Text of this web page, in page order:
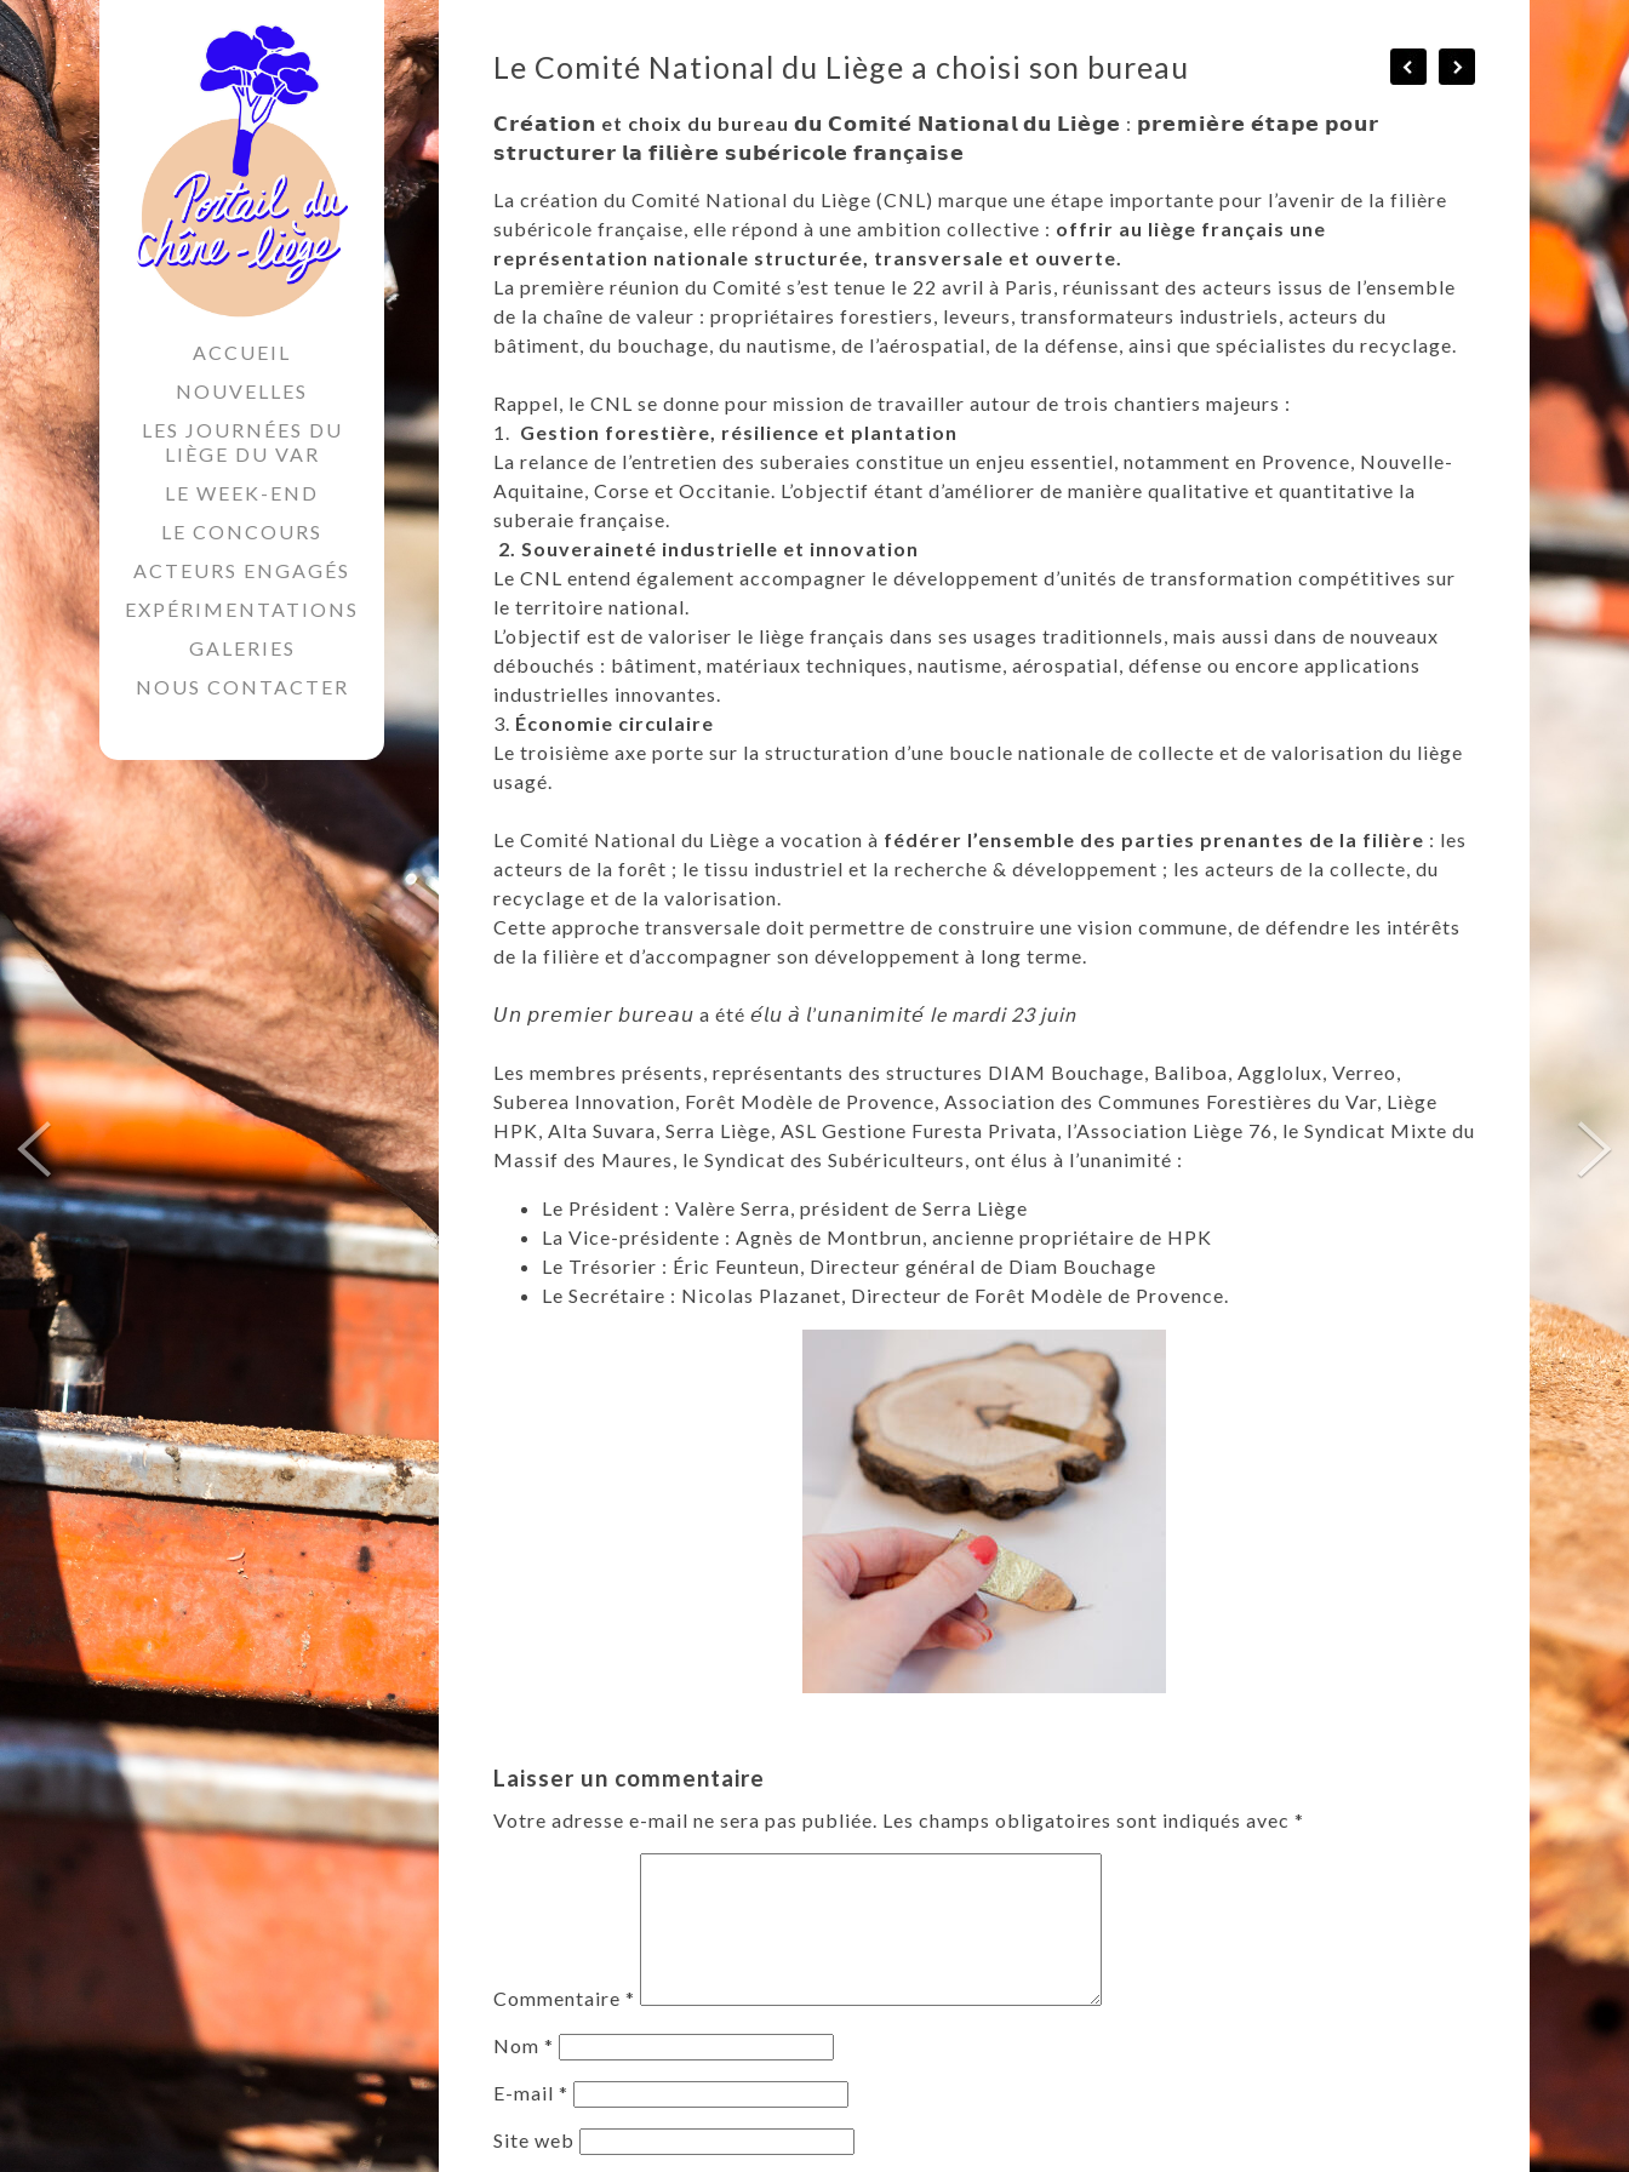
ACCUEIL
NOUVELLES
LES JOURNÉES DU
LIÈGE DU VAR
LE WEEK-END
LE CONCOURS
ACTEURS ENGAGÉS
EXPÉRIMENTATIONS
GALERIES
NOUS CONTACTER
Le Comité National du Liège a choisi son bureau
𝗖𝗿𝗲́𝗮𝘁𝗶𝗼𝗻 et choix du bureau 𝗱𝘂 𝗖𝗼𝗺𝗶𝘁𝗲́ 𝗡𝗮𝘁𝗶𝗼𝗻𝗮𝗹 𝗱𝘂 𝗟𝗶𝗲̀𝗴𝗲 : 𝗽𝗿𝗲𝗺𝗶𝗲̀𝗿𝗲 𝗲́𝘁𝗮𝗽𝗲 𝗽𝗼𝘂𝗿
𝘀𝘁𝗿𝘂𝗰𝘁𝘂𝗿𝗲𝗿 𝗹𝗮 𝗳𝗶𝗹𝗶𝗲̀𝗿𝗲 𝘀𝘂𝗯𝗲́𝗿𝗶𝗰𝗼𝗹𝗲 𝗳𝗿𝗮𝗻𝗰̧𝗮𝗶𝘀𝗲
La création du Comité National du Liège (CNL) marque une étape importante pour l’avenir de la filière
subéricole française, elle répond à une ambition collective : offrir au liège français une
représentation nationale structurée, transversale et ouverte.
La première réunion du Comité s’est tenue le 22 avril à Paris, réunissant des acteurs issus de l’ensemble
de la chaîne de valeur : propriétaires forestiers, leveurs, transformateurs industriels, acteurs du
bâtiment, du bouchage, du nautisme, de l’aérospatial, de la défense, ainsi que spécialistes du recyclage.
Rappel, le CNL se donne pour mission de travailler autour de trois chantiers majeurs :
1. Gestion forestière, résilience et plantation
La relance de l’entretien des suberaies constitue un enjeu essentiel, notamment en Provence, Nouvelle-
Aquitaine, Corse et Occitanie. L’objectif étant d’améliorer de manière qualitative et quantitative la
suberaie française.
2. Souveraineté industrielle et innovation
Le CNL entend également accompagner le développement d’unités de transformation compétitives sur
le territoire national.
L’objectif est de valoriser le liège français dans ses usages traditionnels, mais aussi dans de nouveaux
débouchés : bâtiment, matériaux techniques, nautisme, aérospatial, défense ou encore applications
industrielles innovantes.
3. Économie circulaire
Le troisième axe porte sur la structuration d’une boucle nationale de collecte et de valorisation du liège
usagé.
Le Comité National du Liège a vocation à fédérer l’ensemble des parties prenantes de la filière : les
acteurs de la forêt ; le tissu industriel et la recherche & développement ; les acteurs de la collecte, du
recyclage et de la valorisation.
Cette approche transversale doit permettre de construire une vision commune, de défendre les intérêts
de la filière et d’accompagner son développement à long terme.
𝘜𝘯 𝘱𝘳𝘦𝘮𝘪𝘦𝘳 𝘣𝘶𝘳𝘦𝘢𝘶 a été 𝘦́𝘭𝘶 𝘢̀ 𝘭’𝘶𝘯𝘢𝘯𝘪𝘮𝘪𝘵𝘦́ le mardi 23 juin
Les membres présents, représentants des structures DIAM Bouchage, Baliboa, Agglolux, Verreo,
Suberea Innovation, Forêt Modèle de Provence, Association des Communes Forestières du Var, Liège
HPK, Alta Suvara, Serra Liège, ASL Gestione Furesta Privata, l’Association Liège 76, le Syndicat Mixte du
Massif des Maures, le Syndicat des Subériculteurs, ont élus à l’unanimité :
Le Président : Valère Serra, président de Serra Liège
La Vice-présidente : Agnès de Montbrun, ancienne propriétaire de HPK
Le Trésorier : Éric Feunteun, Directeur général de Diam Bouchage
Le Secrétaire : Nicolas Plazanet, Directeur de Forêt Modèle de Provence.
Laisser un commentaire
Votre adresse e-mail ne sera pas publiée. Les champs obligatoires sont indiqués avec *
Commentaire *
Nom *
E-mail *
Site web